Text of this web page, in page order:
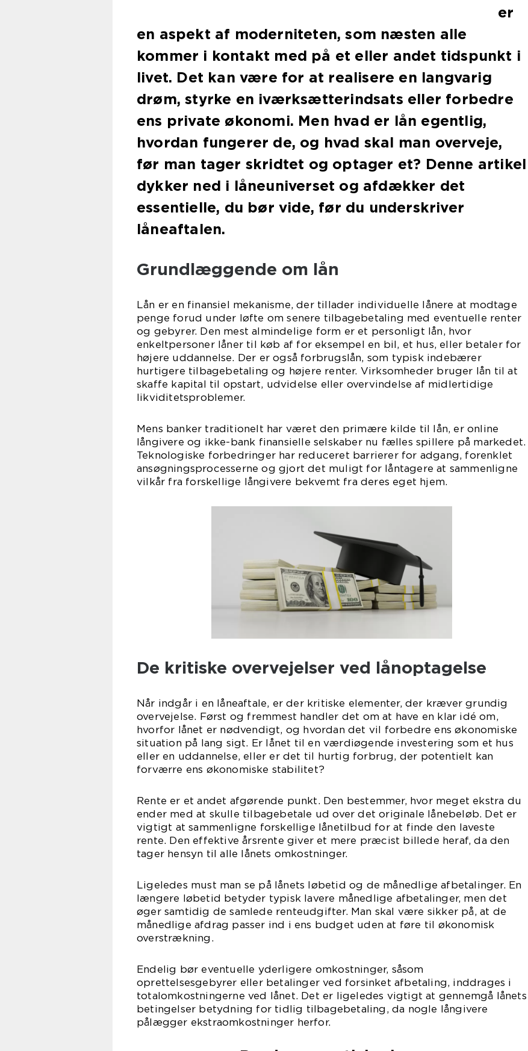
er
en aspekt af moderniteten, som næsten alle
kommer i kontakt med på et eller andet tidspunkt i
livet. Det kan være for at realisere en langvarig
drøm, styrke en iværksætterindsats eller forbedre
ens private økonomi. Men hvad er lån egentlig,
hvordan fungerer de, og hvad skal man overveje,
før man tager skridtet og optager et? Denne artikel
dykker ned i låneuniverset og afdækker det
essentielle, du bør vide, før du underskriver
låneaftalen.
Grundlæggende om lån
Lån er en finansiel mekanisme, der tillader individuelle lånere at modtage
penge forud under løfte om senere tilbagebetaling med eventuelle renter
og gebyrer. Den mest almindelige form er et personligt lån, hvor
enkeltpersoner låner til køb af for eksempel en bil, et hus, eller betaler for
højere uddannelse. Der er også forbrugslån, som typisk indebærer
hurtigere tilbagebetaling og højere renter. Virksomheder bruger lån til at
skaffe kapital til opstart, udvidelse eller overvindelse af midlertidige
likviditetsproblemer.
Mens banker traditionelt har været den primære kilde til lån, er online
långivere og ikke-bank finansielle selskaber nu fælles spillere på markedet.
Teknologiske forbedringer har reduceret barrierer for adgang, forenklet
ansøgningsprocesserne og gjort det muligt for låntagere at sammenligne
vilkår fra forskellige långivere bekvemt fra deres eget hjem.
De kritiske overvejelser ved lånoptagelse
Når indgår i en låneaftale, er der kritiske elementer, der kræver grundig
overvejelse. Først og fremmest handler det om at have en klar idé om,
hvorfor lånet er nødvendigt, og hvordan det vil forbedre ens økonomiske
situation på lang sigt. Er lånet til en værdiøgende investering som et hus
eller en uddannelse, eller er det til hurtig forbrug, der potentielt kan
forværre ens økonomiske stabilitet?
Rente er et andet afgørende punkt. Den bestemmer, hvor meget ekstra du
ender med at skulle tilbagebetale ud over det originale lånebeløb. Det er
vigtigt at sammenligne forskellige lånetilbud for at finde den laveste
rente. Den effektive årsrente giver et mere præcist billede heraf, da den
tager hensyn til alle lånets omkostninger.
Ligeledes must man se på lånets løbetid og de månedlige afbetalinger. En
længere løbetid betyder typisk lavere månedlige afbetalinger, men det
øger samtidig de samlede renteudgifter. Man skal være sikker på, at de
månedlige afdrag passer ind i ens budget uden at føre til økonomisk
overstrækning.
Endelig bør eventuelle yderligere omkostninger, såsom
oprettelsesgebyrer eller betalinger ved forsinket afbetaling, inddrages i
totalomkostningerne ved lånet. Det er ligeledes vigtigt at gennemgå lånets
betingelser betydning for tidlig tilbagebetaling, da nogle långivere
pålægger ekstraomkostninger herfor.